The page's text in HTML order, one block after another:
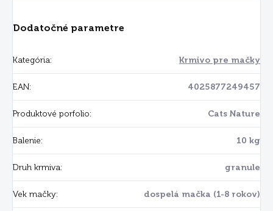
Dodatočné parametre
Kategória: Krmivo pre mačky
EAN: 4025877249457
Produktové porfolio: Cats Nature
Balenie: 10 kg
Druh krmiva: granule
Vek mačky: dospelá mačka (1-8 rokov)